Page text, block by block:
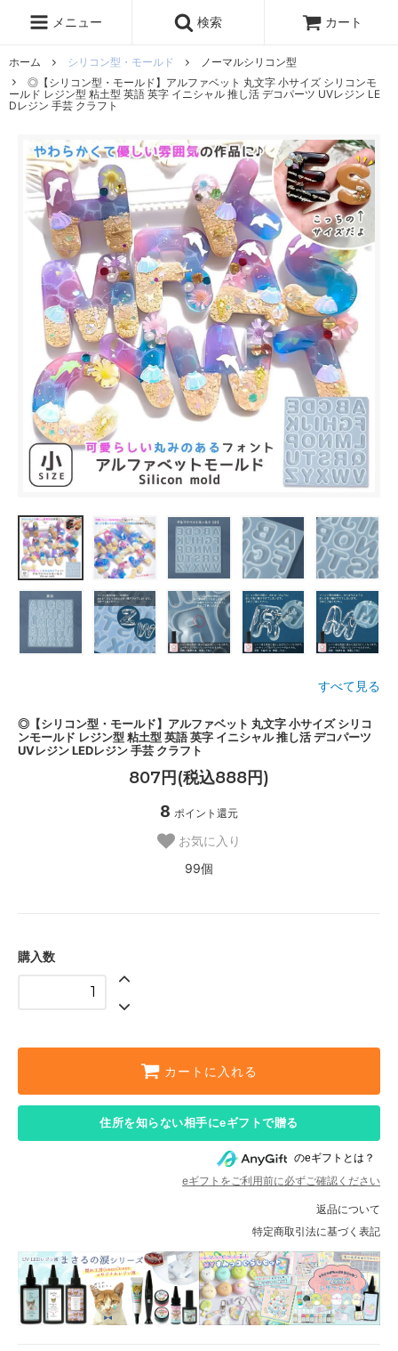
メニュー 検索 カート
ホーム シリコン型・モールド
ノーマルシリコン型
◎【シリコン型・モールド】アルファベット 丸文字 小サイズ シリコンモ
ールド レジン型 粘土型 英語 英字 イニシャル 推し活 デコパーツ UVレジン LE
Dレジン 手芸 クラフト
すべて見る
◎【シリコン型・モールド】アルファベット 丸文字 小サイズ シリコ
ンモールド レジン型 粘土型 英語 英字 イニシャル 推し活 デコパーツ
UVレジン LEDレジン 手芸 クラフト
807円(税込888円)
8 ポイント還元
お気に入り
99個
購入数
カートに入れる
住所を知らない相手にeギフトで贈る
のeギフトとは？
eギフトをご利用前に必ずご確認ください
返品について
特定商取引法に基づく表記